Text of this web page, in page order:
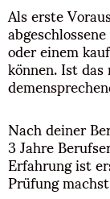
Als erste
oder einem
können. Ist
Nach deiner
3 Jahre
Erfahrung ist
Prüfung